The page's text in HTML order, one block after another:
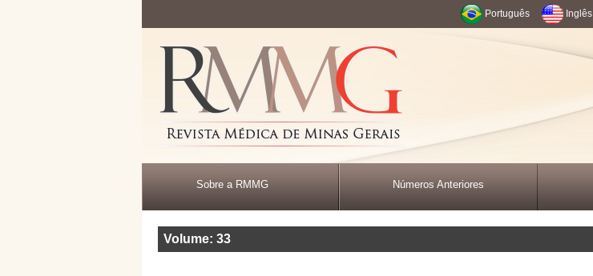
Português Inglês
Sobre a RMMG Números Anteriores
Volume: 33